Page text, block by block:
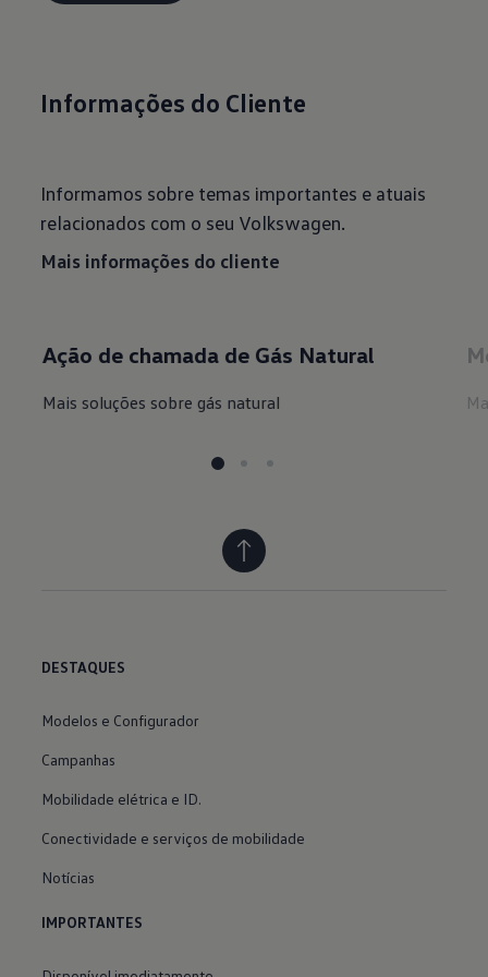
Informações do Cliente
Informamos sobre temas importantes e atuais
relacionados com o seu Volkswagen​.
Mais informações do cliente
Ação de chamada de Gás Natural
Mais soluções sobre gás natural
DESTAQUES
Modelos e Configurador
Campanhas
Mobilidade elétrica e ID.
Conectividade e serviços de mobilidade
Notícias
IMPORTANTES